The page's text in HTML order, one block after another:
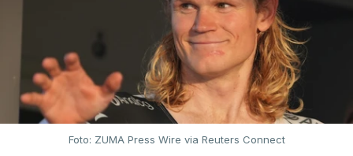
Foto: ZUMA Press Wire via Reuters Connect